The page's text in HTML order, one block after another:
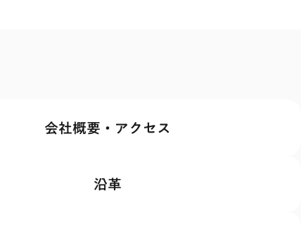
会社概要・ アクセス
沿革